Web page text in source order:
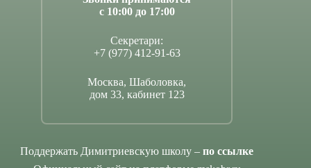
с 10:00 до 17:00
Секретари:
+7 (977) 412-91-63
Москва, Шаболовка,
дом 33, кабинет 123
Поддержать Димитриевскую школу –по ссылке